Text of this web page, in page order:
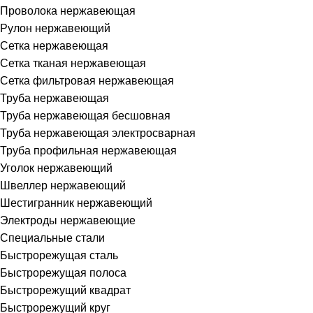
Проволока нержавеющая
Рулон нержавеющий
Сетка нержавеющая
Сетка тканая нержавеющая
Сетка фильтровая нержавеющая
Труба нержавеющая
Труба нержавеющая бесшовная
Труба нержавеющая электросварная
Труба профильная нержавеющая
Уголок нержавеющий
Швеллер нержавеющий
Шестигранник нержавеющий
Электроды нержавеющие
Специальные стали
Быстрорежущая сталь
Быстрорежущая полоса
Быстрорежущий квадрат
Быстрорежущий круг